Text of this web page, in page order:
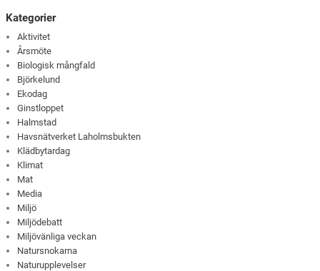
Kategorier
Aktivitet
Årsmöte
Biologisk mångfald
Björkelund
Ekodag
Ginstloppet
Halmstad
Havsnätverket Laholmsbukten
Klädbytardag
Klimat
Mat
Media
Miljö
Miljödebatt
Miljövänliga veckan
Natursnokarna
Naturupplevelser